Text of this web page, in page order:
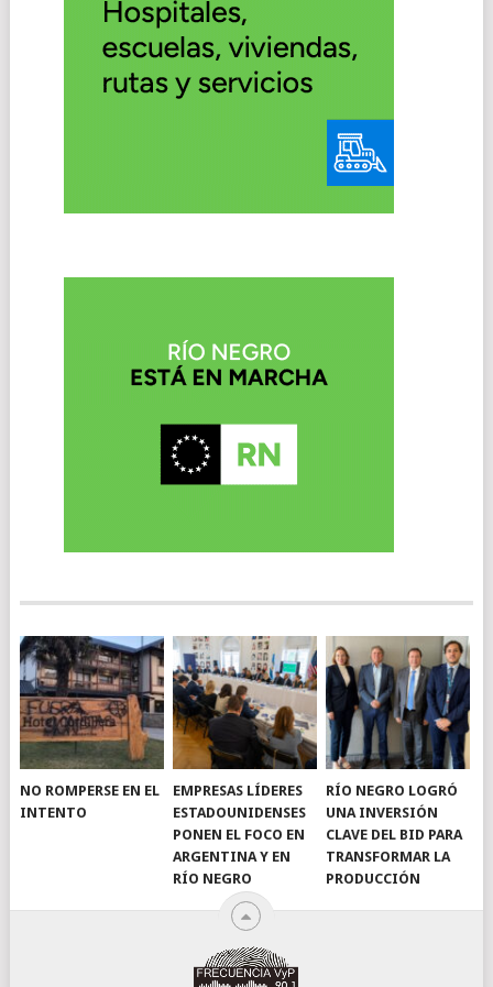
NO ROMPERSE EN EL
INTENTO
EMPRESAS LÍDERES
ESTADOUNIDENSES
PONEN EL FOCO EN
ARGENTINA Y EN
RÍO NEGRO
RÍO NEGRO LOGRÓ
UNA INVERSIÓN
CLAVE DEL BID PARA
TRANSFORMAR LA
PRODUCCIÓN